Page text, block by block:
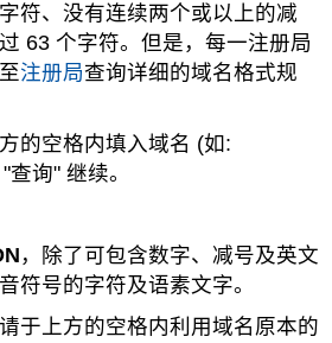
符、没有连续两个或以上的减
63 个字符。但是，每一注册局
注册局查询详细的域名格式规
的空格内填入域名 (如:
询" 继续。
，除了可包含数字、减号及英文
符号的字符及语素文字。
于上方的空格内利用域名原本的